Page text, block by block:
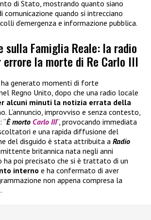
di Stato, mostrando quanto siano
comunicazione quando si intrecciano
d’emergenza e informazione pubblica.
sulla Famiglia Reale: la radio
errore la morte di Re Carlo III
generato momenti di forte
Regno Unito, dopo che una radio locale
alcuni minuti la notizia errata della
L’annuncio, improvviso e senza contesto,
“È morto Carlo III“, provocando immediata
e una rapida diffusione del
del disguido è stata attribuita a Radio
britannica nata negli anni
ha poi precisato che si è trattato di un
interno e ha confermato di aver
non appena compresa la